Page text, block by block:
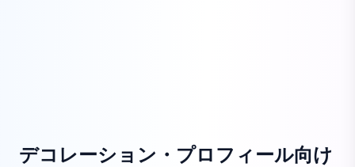
デコレーション・プロフィール向け